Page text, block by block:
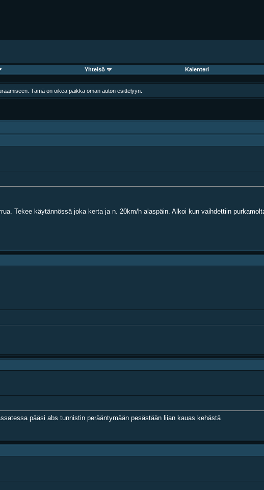
Yhteisö Kalenteri
Tämä on oikea paikka oman auton esittelyyn.
Tekee käytännössä joka kerta ja n. 20km/h alaspäin. Alkoi kun vaihdettiin
pääsi abs tunnistin perääntymään pesästään liian kauas kehästä